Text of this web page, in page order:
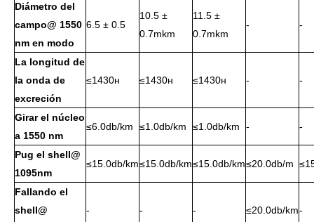
Diámetro del
campo@ 1550
nm en modo
6.5 ± 0.5
10.5 ±
0.7mkm
11.5 ±
0.7mkm
- -
La longitud de
la onda de
excreción
≤1430н ≤1430н ≤1430н - -
Girar el núcleo
a 1550 nm
≤6.0db/km ≤1.0db/km ≤1.0db/km - -
Pug el shell@
1095nm
≤15.0db/km≤15.0db/km≤15.0db/km≤20.0db/m
Fallando el
shell@
- - - ≤20.0db/km-